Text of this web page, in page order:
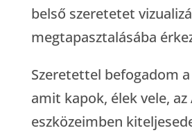
belső szeretetet
megtapasztalásába
Szeretettel befogadom
amit kapok, élek vele, az
eszközeimben